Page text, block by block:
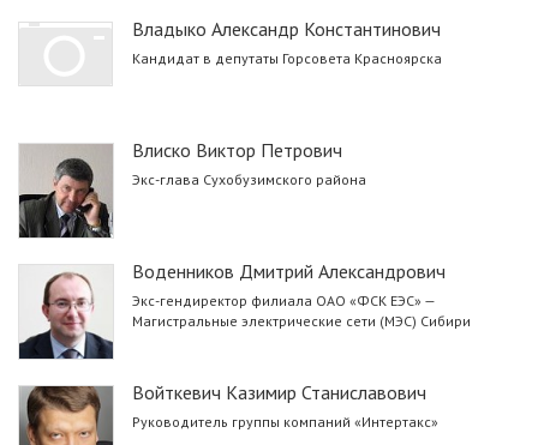
Владыко Александр Константинович
Кандидат в депутаты Горсовета Красноярска
Влиско Виктор Петрович
Экс-глава Сухобузимского района
Воденников Дмитрий Александрович
Экс-гендиректор филиала ОАО «ФСК ЕЭС» —
Магистральные электрические сети (МЭС) Сибири
Войткевич Казимир Станиславович
Руководитель группы компаний «Интертакс»